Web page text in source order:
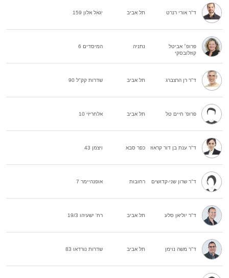
ד"ר אורי רנרט תל אביב יגאל אלון 159
פרופ׳ אביטל
קוזלובסקי
נתניה המיסדים 6
ד"ר רן הרצברג תל אביב שדרות קק"ל 90
פרופ' חיים טל תל אביב אלחריזי 10
ד"ר ענת בן דור קראוז כפר סבא ויצמן 43
ד"ר שרון שני-קדושים רחובות אופנהיימר 7
ד"ר יוליאן סלע תל אביב רח' ישעיהו 19/3
ד"ר משה נוימן תל אביב שדרות נורדאו 83